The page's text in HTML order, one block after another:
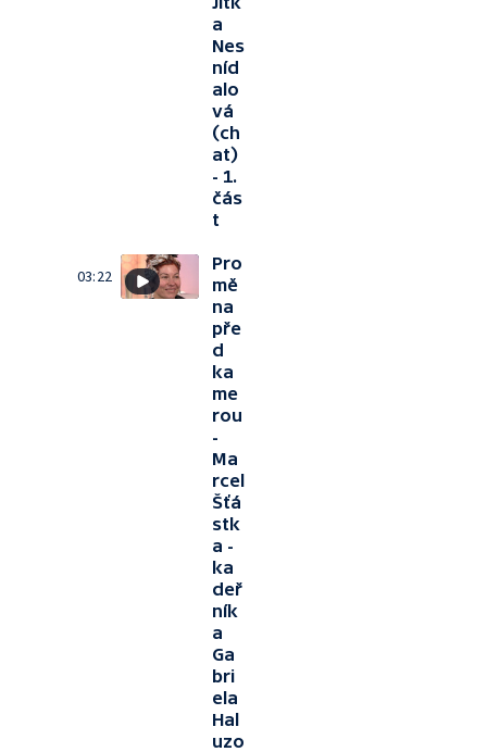
a
Nes
níd
alo
vá
(ch
at)
- 1.
čás
t
03:22
Pro
mě
na
pře
d
ka
me
rou
-
Ma
rcel
Šťá
stk
a -
ka
deř
ník
a
Ga
bri
ela
Hal
uzo